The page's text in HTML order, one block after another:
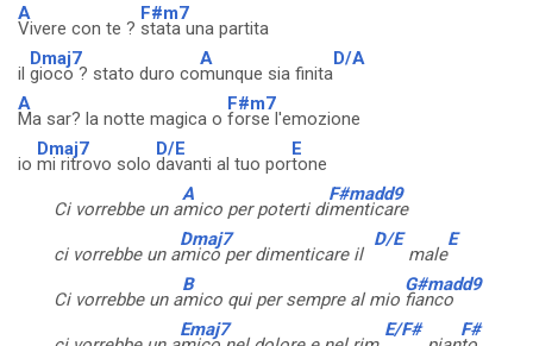
A
Vivere con te ?
F#m7
stata una partita
il
Dmaj7
gioco ? stato duro co
A
munque sia finita
D/A
A
Ma sar? la notte magica o
F#m7
forse l'emozione
io
Dmaj7
mi ritrovo solo
D/E
davanti al tuo por
E
tone
Ci vorrebbe un a
A
mico per poterti di
F#madd9
menticare
ci vorrebbe un a
Dmaj7
mico per dimenticare il
D/E
male
E
Ci vorrebbe un a
B
mico qui per sempre al mio
G#madd9
fianco
Emaj7 E/F# F#